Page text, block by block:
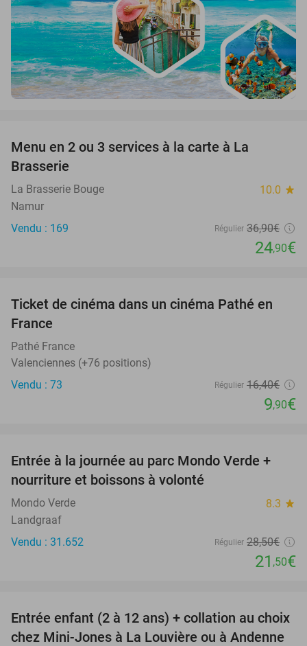
Menu en 2 ou 3 services à la carte à La
Brasserie
La Brasserie Bouge 10.0 star
Namur
Vendu : 169
Régulier 36,90€
24,90€
40%
Ticket de cinéma dans un cinéma Pathé en
France
Pathé France
Valenciennes (+76 positions)
Vendu : 73
Régulier 16,40€
9,90€
25%
Entrée à la journée au parc Mondo Verde +
nourriture et boissons à volonté
Mondo Verde 8.3 star
Landgraaf
Vendu : 31.652
Régulier 28,50€
21 ,50€
47%
Entrée enfant (2 à 12 ans) + collation au choix
chez Mini-Jones à La Louvière ou à Andenne